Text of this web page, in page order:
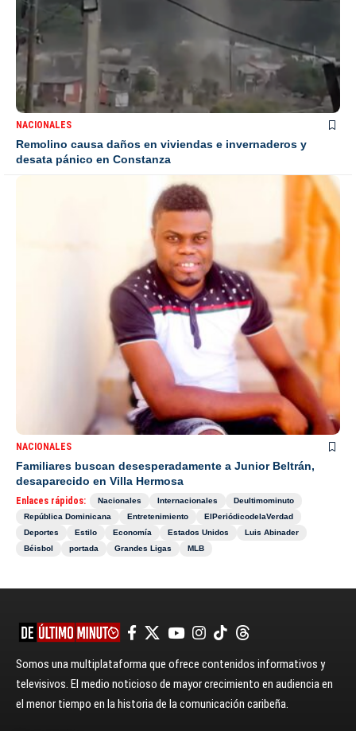
NACIONALES
Remolino causa daños en viviendas e invernaderos y
desata pánico en Constanza
NACIONALES
Familiares buscan desesperadamente a Junior Beltrán,
desaparecido en Villa Hermosa
Enlaces rápidos: Nacionales Internacionales
Deultimominuto
República Dominicana
Entretenimiento
ElPeriódicodelaVerdad
Deportes
Estilo Economía Estados Unidos
Luis Abinader
Béisbol
portada Grandes Ligas MLB
Somos una multiplataforma que ofrece contenidos informativos y
televisivos. El medio noticioso de mayor crecimiento en audiencia en
el menor tiempo en la historia de la comunicación caribeña.